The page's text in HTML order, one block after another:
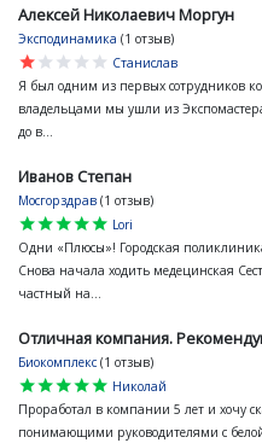
Алексей Николаевич Моргун
Эксподинамика (1 отзыв)
star
star
star
star
star
Станислав
Я был одним из первых сотрудников
владельцами мы ушли из
до в...
Иванов Степан
Мосгорздрав (1 отзыв)
star
star
star
star
star
Lori
Одни «Плюсы»! Городская
Снова начала ходить медецинская
частный на...
Отличная компания.
Биокомплекс (1 отзыв)
star
star
star
star
star
Николай
Проработал в компании 5 лет и хочу
понимающими руководителями с